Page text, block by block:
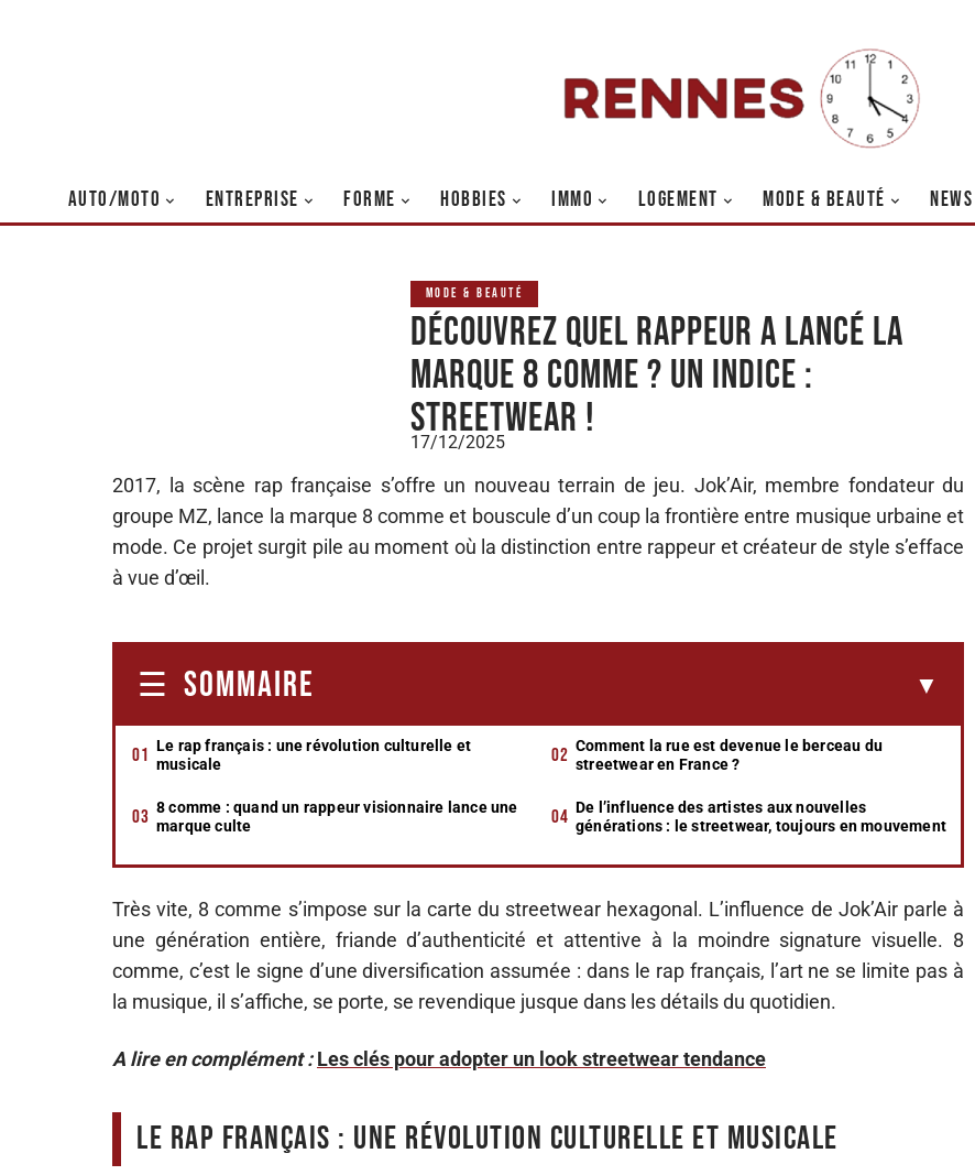
AUTO/MOTO ENTREPRISE FORME HOBBIES IMMO LOGEMENT MODE & BEAUTÉ NEWS
MODE & BEAUTÉ
Découvrez quel rappeur a lancé la
marque 8 comme ? Un indice :
streetwear !
17/12/2025
2017, la scène rap française s’offre un nouveau terrain de jeu. Jok’Air, membre fondateur du
groupe MZ, lance la marque 8 comme et bouscule d’un coup la frontière entre musique urbaine et
mode. Ce projet surgit pile au moment où la distinction entre rappeur et créateur de style s’efface
à vue d’œil.
SOMMAIRE
Le rap français : une révolution culturelle et
musicale
Comment la rue est devenue le berceau du
streetwear en France ?
8 comme : quand un rappeur visionnaire lance une
marque culte
De l’influence des artistes aux nouvelles
générations : le streetwear, toujours en mouvement
Très vite, 8 comme s’impose sur la carte du streetwear hexagonal. L’influence de Jok’Air parle à
une génération entière, friande d’authenticité et attentive à la moindre signature visuelle. 8
comme, c’est le signe d’une diversification assumée : dans le rap français, l’art ne se limite pas à
la musique, il s’affiche, se porte, se revendique jusque dans les détails du quotidien.
A lire en complément : Les clés pour adopter un look streetwear tendance
Le rap français : une révolution culturelle et musicale